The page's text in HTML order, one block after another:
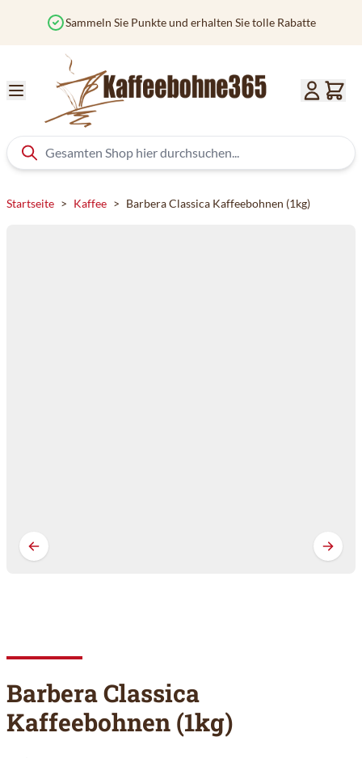
Sammeln Sie Punkte und erhalten Sie tolle Rabatte
Startseite > Kaffee > Barbera Classica Kaffeebohnen (1kg)
Barbera Classica
Kaffeebohnen (1kg)